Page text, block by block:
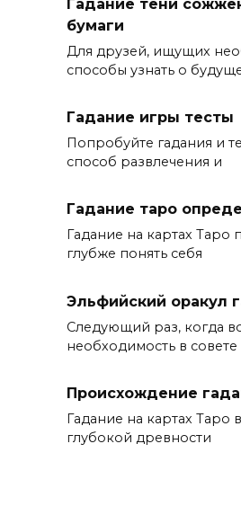
бумаги
Для друзей, ищущих
способы узнать о
Гадание игры тесты
Попробуйте гадания и
способ развлечения и
Гадание таро
Гадание на картах Таро
глубже понять себя
Эльфийский оракул
Следующий раз, когда
необходимость в совете
Происхождение
Гадание на картах Таро
глубокой древности